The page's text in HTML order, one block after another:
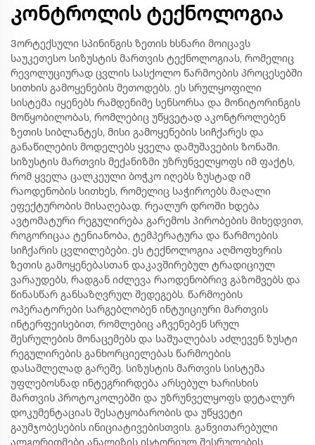
კონტროლის ტექნოლოგია
Ვორტექსული სპინინგის ზეთის ხსნარი მოიცავს
საუკეთესო სიზუსტის მართვის ტექნოლოგიას, რომელიც
რევოლუციურად ცვლის სასქოლო წარმოების პროცესებში
სითხის გამოყენების მეთოდებს. ეს სრულყოფილი
სისტემა იყენებს რამდენიმე სენსორსა და მონიტორინგის
მოწყობილობას, რომლებიც უწყვეტად აკონტროლებენ
ზეთის სიბლანტეს, მისი გამოყენების სიჩქარეს და
განაწილების მოდელებს ყველა დამუშავების ზონაში.
სიზუსტის მართვის მექანიზმი უზრუნველყოფს იმ ფაქტს,
რომ ყველა ცალკეული ბოჭკო იღებს ზუსტად იმ
რაოდენობის სითხეს, რომელიც საჭიროებს მაღალი
ეფექტურობის მისაღებად. რეალურ დროში ხდება
ავტომატური რეგულირება გარემოს პირობების მიხედვით,
როგორიცაა ტენიანობა, ტემპერატურა და წარმოების
სიჩქარის ცვლილებები. ეს ტექნოლოგია აღმოფხვრის
ზეთის გამოყენებასთან დაკავშირებულ ტრადიციულ
ვარაუდებს, რადგან იძლევა რაოდენობრივ გაზომვებს და
წინასწარ განსაზღვრულ შედეგებს. წარმოების
ოპერატორები სარგებლობენ ინტუიციური მართვის
ინტერფეისებით, რომლებიც აჩვენებენ სრულ
შესრულების მონაცემებს და საშუალებას აძლევენ ზუსტი
რეგულირების განხორციელებას წარმოების
დასაშლელად გარეშე. სიზუსტის მართვის სისტემა
უფლებოსნად ინტეგრირდება არსებულ ხარისხის
მართვის პროტოკოლებში და უზრუნველყოფს დეტალურ
დოკუმენტაციას შესატყობარობის და უწყვეტი
გაუმჯობესების ინიციატივებისთვის. განვითარებული
ალგორითმები ანალიზის ისტორიულ შესრულების